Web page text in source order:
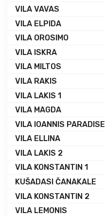
VILA VAVAS
VILA ELPIDA
VILA OROSIMO
VILA ISKRA
VILA MILTOS
VILA RAKIS
VILA LAKIS 1
VILA MAGDA
VILA IOANNIS PARADISE
VILA ELLINA
VILA LAKIS 2
VILA KONSTANTIN 1
KUŠADASI ČANAKALE
VILA KONSTANTIN 2
VILA LEMONIS